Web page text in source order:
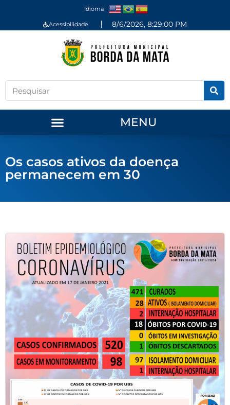
Idioma
Acessibilidade 8/6/2026, 8:29:01 PM
MENU
Os casos ativos da doença
permanecem em 30